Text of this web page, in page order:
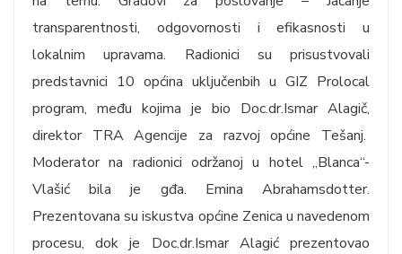
transparentnosti, odgovornosti i efikasnosti u
lokalnim upravama. Radionici su prisustvovali
predstavnici 10 općina uključenbih u GIZ Prolocal
program, među kojima je bio Doc.dr.Ismar Alagič,
direktor TRA Agencije za razvoj općine Tešanj.
Moderator na radionici održanoj u hotel „Blanca“-
Vlašić bila je gđa. Emina Abrahamsdotter.
Prezentovana su iskustva općine Zenica u navedenom
procesu, dok je Doc.dr.Ismar Alagić prezentovao